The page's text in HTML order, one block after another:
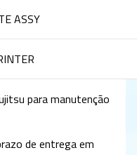
ASSY
para manutenção
de entrega em